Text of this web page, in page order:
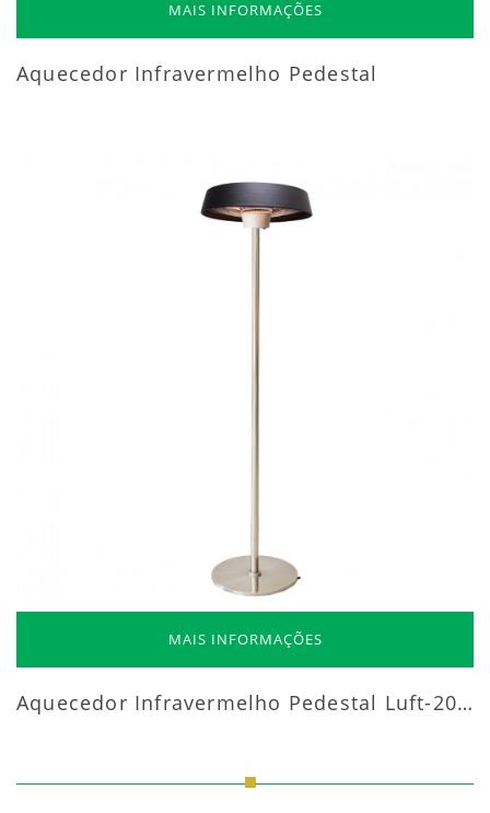
MAIS INFORMAÇÕES
Aquecedor Infravermelho Pedestal
MAIS INFORMAÇÕES
Aquecedor Infravermelho Pedestal Luft-20000